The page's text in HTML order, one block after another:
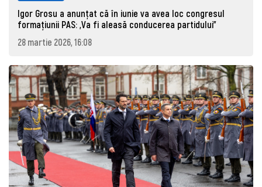
Igor Grosu a anunțat că în iunie va avea loc congresul
formațiunii PAS: „Va fi aleasă conducerea partidului”
28 martie 2026, 16:08